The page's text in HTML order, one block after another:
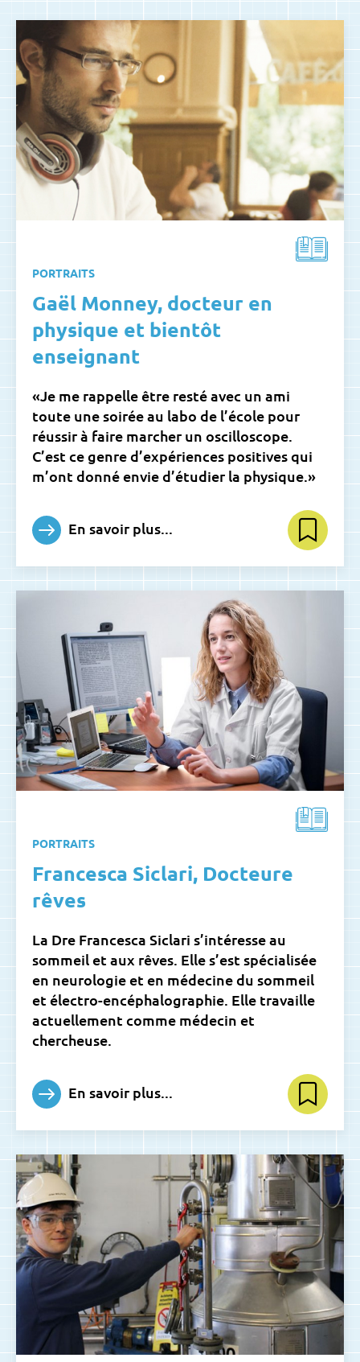
PORTRAITS
Gaël Monney, docteur en
physique et bientôt
enseignant
«Je me rappelle être resté avec un ami
toute une soirée au labo de l’école pour
réussir à faire marcher un oscilloscope.
C’est ce genre d’expériences positives qui
m’ont donné envie d’étudier la physique.»
En savoir plus...
PORTRAITS
Francesca Siclari, Docteure
rêves
La Dre Francesca Siclari s’intéresse au
sommeil et aux rêves. Elle s’est spécialisée
en neurologie et en médecine du sommeil
et électro-encéphalographie. Elle travaille
actuellement comme médecin et
chercheuse.
En savoir plus...